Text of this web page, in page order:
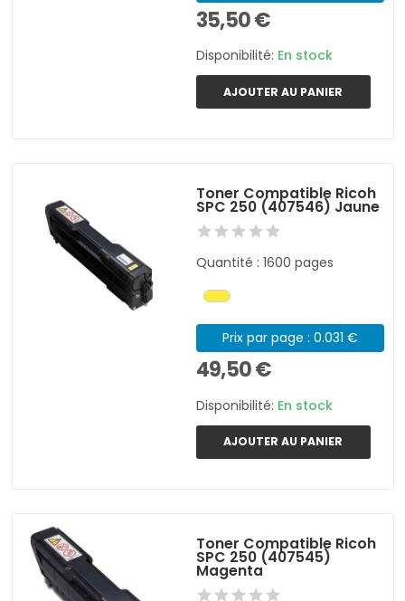
35,50 €
Disponibilité: En stock
AJOUTER AU PANIER
Toner Compatible Ricoh
SPC 250 (407546) Jaune
Quantité : 1600 pages
Prix par page : 0.031 €
49,50 €
Disponibilité: En stock
AJOUTER AU PANIER
Toner Compatible Ricoh
SPC 250 (407545)
Magenta